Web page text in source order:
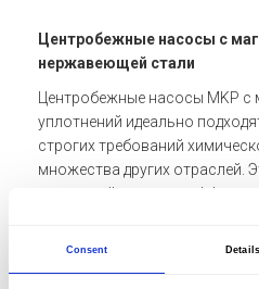
Consent Details
Центробежные насосы с
нержавеющей стали
Центробежные насосы MKP
уплотнений идеально
строгих требований
множества других отраслей.
чрезвычайно
Насос MKP выпускается в